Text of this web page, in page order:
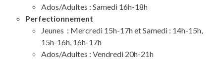
Ados/Adultes : Samedi 16h-18h
Perfectionnement
Jeunes : Mercredi 15h-17h et Samedi : 14h-15h,
15h-16h, 16h-17h
Ados/Adultes : Vendredi 20h-21h